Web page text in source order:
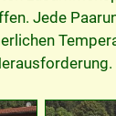
Jede